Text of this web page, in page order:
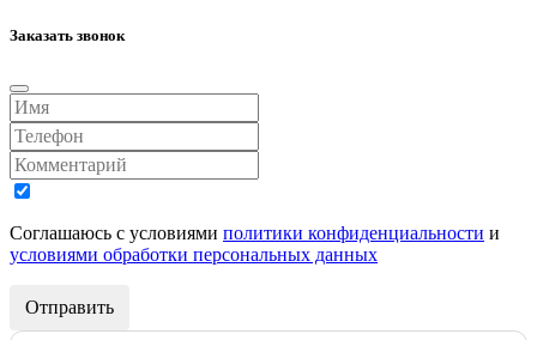
Заказать звонок
Соглашаюсь с условиями политики конфиденциальности и
условиями обработки персональных данных
Отправить